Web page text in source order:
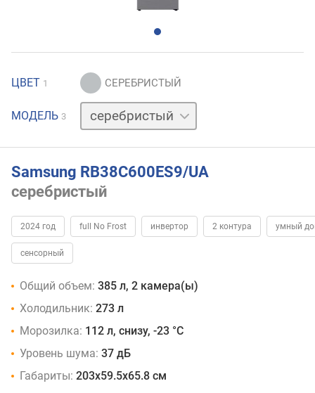
ЦВЕТ 1
МОДЕЛЬ 3
бежевый
белый
Samsung RB38C600ES9/UA
серебристый
2024 год full No Frost инвертор 2 контура умный
сенсорный
Общий объем: 385 л, 2 камера(ы)
Холодильник: 273 л
Морозилка: 112 л, снизу, -23 °C
Уровень шума: 37 дБ
Габариты: 203х59.5х65.8 см